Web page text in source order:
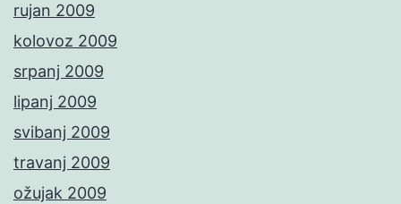
rujan 2009
kolovoz 2009
srpanj 2009
lipanj 2009
svibanj 2009
travanj 2009
ožujak 2009